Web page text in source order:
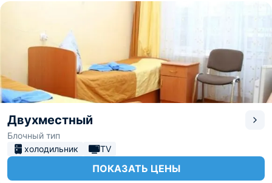
Двухместный
Блочный тип
холодильник
TV
ПОКАЗАТЬ ЦЕНЫ